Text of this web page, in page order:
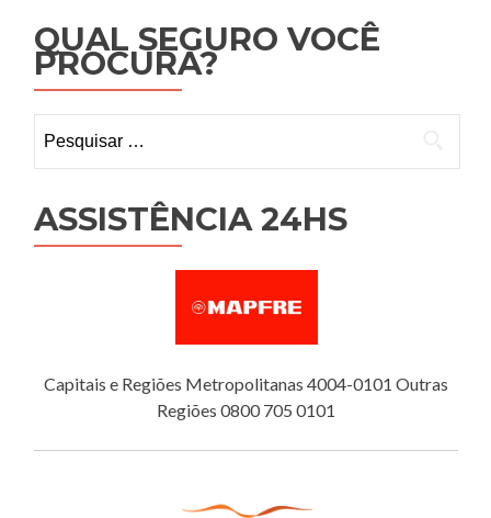
QUAL SEGURO VOCÊ
PROCURA?
por:
ASSISTÊNCIA 24HS
Capitais e Regiões Metropolitanas 4004-0101 Outras
Regiões 0800 705 0101